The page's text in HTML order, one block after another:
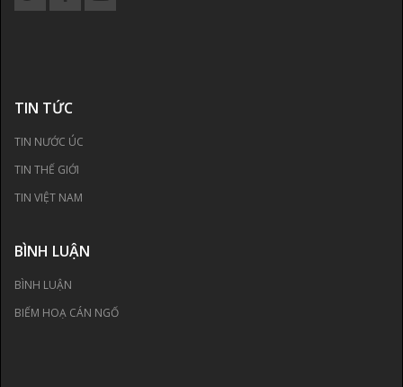
TIN TỨC
TIN NƯỚC ÚC
TIN THẾ GIỚI
TIN VIỆT NAM
BÌNH LUẬN
BÌNH LUẬN
BIẾM HOẠ CÁN NGỐ